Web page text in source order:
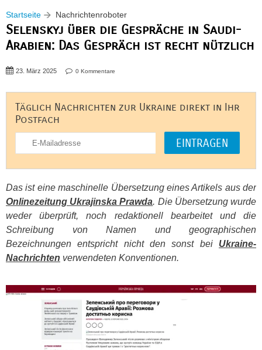
Startseite Nachrichtenroboter
Selenskyj über die Gespräche in Saudi-
Arabien: Das Gespräch ist recht nützlich
23. März 2025 0 Kommentare
Täglich Nachrichten zur Ukraine direkt in Ihr
Postfach
Das ist eine maschinelle Übersetzung eines Artikels aus der
Onlinezeitung Ukrajinska Prawda. Die Übersetzung wurde
weder überprüft, noch redaktionell bearbeitet und die
Schreibung von Namen und geographischen
Bezeichnungen entspricht nicht den sonst bei Ukraine-
Nachrichten verwendeten Konventionen.